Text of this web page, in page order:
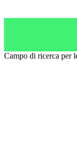
Campo di ricerca per